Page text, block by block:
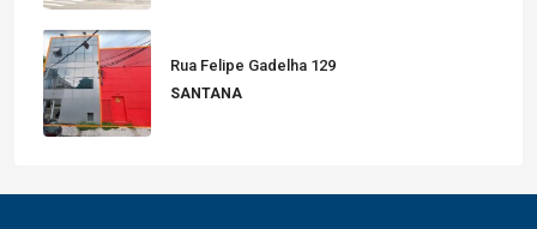
Rua Felipe Gadelha 129
SANTANA